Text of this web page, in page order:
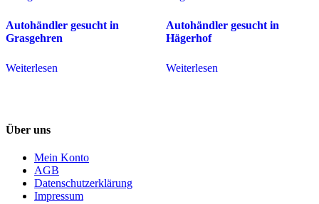
Autohändler gesucht in
Grasgehren
Weiterlesen
Autohändler gesucht in
Hägerhof
Weiterlesen
Über uns
Mein Konto
AGB
Datenschutzerklärung
Impressum